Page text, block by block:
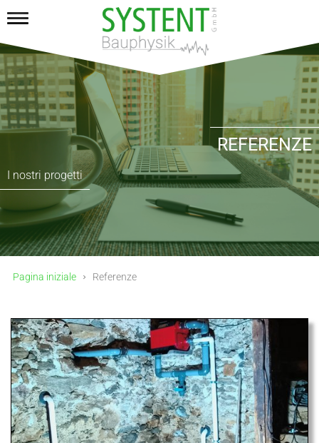
REFERENZE
I nostri progetti
Pagina iniziale Referenze